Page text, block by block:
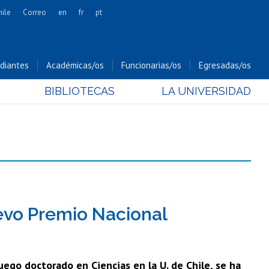
Cs. Forestales y Conservación
Cs. Sociales
Bachillerato
Correo en fr pt
Académicas/os Funcionarias/os Egresadas/os
BIBLIOTECAS LA UNIVERSIDAD
Premio Nacional
doctorado en Ciencias en la U. de Chile, se ha